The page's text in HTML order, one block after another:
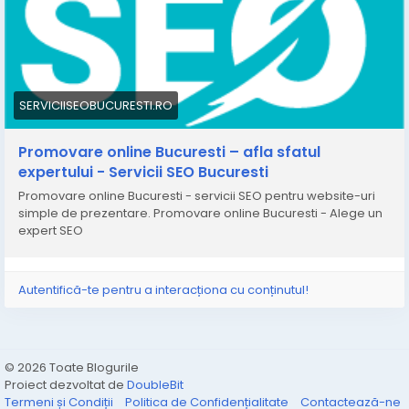
* Optimizam website on-page si off-pace
* Cream continut de calitate pentru potentiali clienti
* Lucram cu cele mai bune platforme pentru ca
afacerea dumneavoastra sa urce in top Google *
Obtinem impreuna cele mai bune strategii de
dezvoltare si promovare
* Va vom ajuta sa deveniti vizibil si de interes pentru
potentialii clienti
https://serviciiseobucuresti.ro/promovare-online-
bucuresti-afla-sfatul-expertului/
SERVICIISEOBUCURESTI.RO
Promovare online Bucuresti – afla sfatul
expertului - Servicii SEO Bucuresti
Promovare online Bucuresti - servicii SEO pentru website-uri
simple de prezentare. Promovare online Bucuresti - Alege un
expert SEO
Autentifică-te pentru a interacționa cu conținutul!
© 2026 Toate Blogurile
Proiect dezvoltat de DoubleBit
Termeni și Condiții
Politica de Confidențialitate Contactează-ne